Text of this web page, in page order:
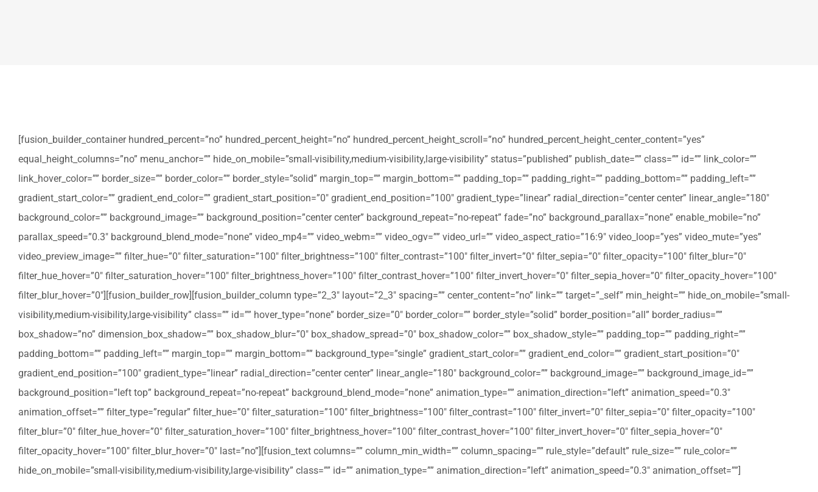
[fusion_builder_container hundred_percent=”no” hundred_percent_height=”no” hundred_percent_height_scroll=”no” hundred_percent_height_center_content=”yes”
equal_height_columns=”no” menu_anchor=”” hide_on_mobile=”small-visibility,medium-visibility,large-visibility” status=”published” publish_date=”” class=”” id=”” link_color=””
link_hover_color=”” border_size=”” border_color=”” border_style=”solid” margin_top=”” margin_bottom=”” padding_top=”” padding_right=”” padding_bottom=”” padding_left=””
gradient_start_color=”” gradient_end_color=”” gradient_start_position=”0″ gradient_end_position=”100″ gradient_type=”linear” radial_direction=”center center” linear_angle=”180″
background_color=”” background_image=”” background_position=”center center” background_repeat=”no-repeat” fade=”no” background_parallax=”none” enable_mobile=”no”
parallax_speed=”0.3″ background_blend_mode=”none” video_mp4=”” video_webm=”” video_ogv=”” video_url=”” video_aspect_ratio=”16:9″ video_loop=”yes” video_mute=”yes”
video_preview_image=”” filter_hue=”0″ filter_saturation=”100″ filter_brightness=”100″ filter_contrast=”100″ filter_invert=”0″ filter_sepia=”0″ filter_opacity=”100″ filter_blur=”0″
filter_hue_hover=”0″ filter_saturation_hover=”100″ filter_brightness_hover=”100″ filter_contrast_hover=”100″ filter_invert_hover=”0″ filter_sepia_hover=”0″ filter_opacity_hover=”100″
filter_blur_hover=”0″][fusion_builder_row][fusion_builder_column type=”2_3″ layout=”2_3″ spacing=”” center_content=”no” link=”” target=”_self” min_height=”” hide_on_mobile=”small-
visibility,medium-visibility,large-visibility” class=”” id=”” hover_type=”none” border_size=”0″ border_color=”” border_style=”solid” border_position=”all” border_radius=””
box_shadow=”no” dimension_box_shadow=”” box_shadow_blur=”0″ box_shadow_spread=”0″ box_shadow_color=”” box_shadow_style=”” padding_top=”” padding_right=””
padding_bottom=”” padding_left=”” margin_top=”” margin_bottom=”” background_type=”single” gradient_start_color=”” gradient_end_color=”” gradient_start_position=”0″
gradient_end_position=”100″ gradient_type=”linear” radial_direction=”center center” linear_angle=”180″ background_color=”” background_image=”” background_image_id=””
background_position=”left top” background_repeat=”no-repeat” background_blend_mode=”none” animation_type=”” animation_direction=”left” animation_speed=”0.3″
animation_offset=”” filter_type=”regular” filter_hue=”0″ filter_saturation=”100″ filter_brightness=”100″ filter_contrast=”100″ filter_invert=”0″ filter_sepia=”0″ filter_opacity=”100″
filter_blur=”0″ filter_hue_hover=”0″ filter_saturation_hover=”100″ filter_brightness_hover=”100″ filter_contrast_hover=”100″ filter_invert_hover=”0″ filter_sepia_hover=”0″
filter_opacity_hover=”100″ filter_blur_hover=”0″ last=”no”][fusion_text columns=”” column_min_width=”” column_spacing=”” rule_style=”default” rule_size=”” rule_color=””
hide_on_mobile=”small-visibility,medium-visibility,large-visibility” class=”” id=”” animation_type=”” animation_direction=”left” animation_speed=”0.3″ animation_offset=””]